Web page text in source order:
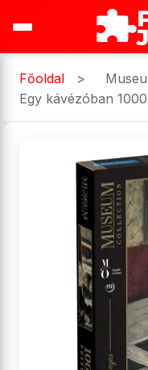
Főoldal >
Egy kávézóban